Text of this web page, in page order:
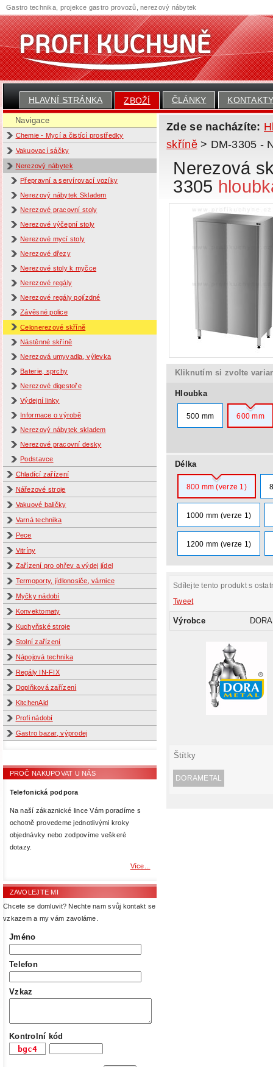
HLAVNÍ STRÁNKA ZBOŽÍ ČLÁNKY
Navigace
Chemie - Mycí a čistící prostředky
Vakuovací sáčky
Nerezový nábytek
Přepravní a servírovací vozíky
Nerezový nábytek Skladem
Nerezové pracovní stoly
Nerezové výčepní stoly
Nerezové mycí stoly
Nerezové dřezy
Nerezové stoly k myčce
Nerezové regály
Nerezové regály pojízdné
Závěsné police
Celonerezové skříně
Nástěnné skříně
Nerezová umyvadla, výlevka
Baterie, sprchy
Nerezové digestoře
Výdejní linky
Informace o výrobě
Nerezový nábytek skladem
Nerezové pracovní desky
Podstavce
Chladící zařízení
Nářezové stroje
Vakuové baličky
Varná technika
Pece
Vitríny
Zařízení pro ohřev a výdej jídel
Termoporty, jídlonosiče, várnice
Myčky nádobí
Konvektomaty
Kuchyňské stroje
Stolní zařízení
Nápojová technika
Regály IN-FIX
Doplňková zařízení
KitchenAid
Profi nádobí
Gastro bazar, výprodej
PROČ NAKUPOVAT U NÁS
Telefonická podpora
Na naší zákaznické lince Vám poradíme s
ochotně provedeme jednotlivými kroky
objednávky nebo zodpovíme veškeré
dotazy.
Více...
ZAVOLEJTE MI
Chcete se domluvit? Nechte nam svůj kontakt se
vzkazem a my vám zavoláme.
Jméno
Telefon
Vzkaz
Kontrolní kód
Zde se nacházíte:
skříně> DM-3305 -
Nerezová
3305
Kliknutím si zvolte
Hloubka
500 mm 600 mm
Délka
800 mm (verze 1)
1000 mm (verze 1)
1200 mm (verze 1)
Sdílejte tento produkt s
Tweet
Výrobce
Štítky
DORAMETAL
Gastro technika, projekce gastro provozů, nerezový nábytek